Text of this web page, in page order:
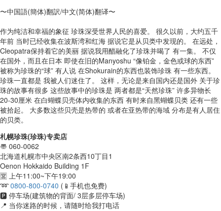
〜中国語(簡体)翻訳/中文(简体)翻译〜
作为纯洁和幸福的象征 珍珠深受世界人民的喜爱。 很久以前，大约五千
年前 当时已经收集在波斯湾和红海 据说它是从贝类中发现的。 在远处，
Cleopatra保持着它的美丽 据说我用醋融化了珍珠并喝了 有一集。 不仅
在国外，而且在日本 即使在旧的Manyoshu “像铂金，金色或球的东西”
被称为珍珠的“球” 有人说 在Shokurain的东西也装饰珍珠 有一些东西。
珍珠一直都是 我被人们迷住了。 这样，无论是来自国内还是国外 关于珍
珠的故事有很多 这些故事中的珍珠是 两者都是“天然珍珠” 许多异物长
20-30厘米 在白蝴蝶贝壳体内收集的东西 有时来自黑蝴蝶贝类 还有一些
被拾起。 大多数这些贝壳是热带的 或者在亚热带的海域 分布是有人居住
的贝类。
札幌珍珠(珍珠)专卖店
〠 060-0062
北海道札幌市中央区南2条西10丁目1
Oenon Hokkaido Building 1F
🈺 上午11:00~下午19:00
➿0800-800-0740 (📱手机也免费)
🅿️ 停车场(建筑物的背面/ 3层多层停车场)
📍 当你迷路的时候，请随时给我打电话